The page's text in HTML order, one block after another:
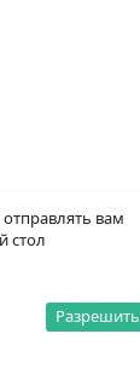
вам
стол
Разрешить
Поиск